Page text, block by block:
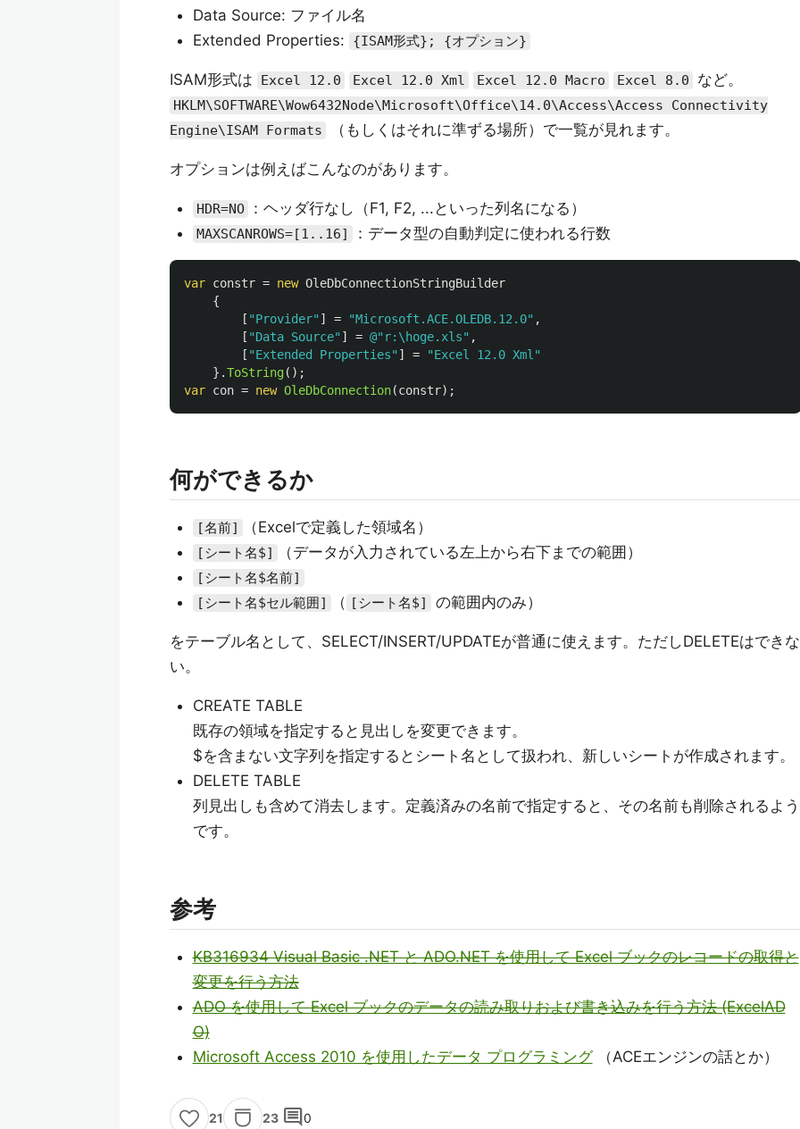
Data Source: ファイル名
Extended Properties:
{ISAM形式}; {オプション}
ISAM形式は Excel 12.0 Excel 12.0 Xml Excel 12.0 Macro Excel 8.0 など。
HKLM\SOFTWARE\Wow6432Node\Microsoft\Office\14.0\Access\Access Connectivity
Engine\ISAM Formats
（もしくはそれに準ずる場所）で一覧が見れます。
オプションは例えばこんなのがあります。
HDR=NO ：ヘッダ行なし（F1, F2, ...といった列名になる）
MAXSCANROWS=[1..16] ：データ型の自動判定に使われる行数
var constr = new OleDbConnectionStringBuilder
{
[ "Provider" ] = "Microsoft.ACE.OLEDB.12.0" ,
[ "Data Source" ] = @"r:\hoge.xls" ,
[ "Extended Properties" ] =
"Excel 12.0 Xml"
}.ToString();
var con = new OleDbConnection(constr);
何ができるか
[名前] （Excelで定義した領域名）
[シート名$] （データが入力されている左上から右下までの範囲）
[シート名$名前]
[シート名$セル範囲]
（ [シート名$] の範囲内のみ）
をテーブル名として、SELECT/INSERT/UPDATEが普通に使えます。ただしDELETEはできな
い。
CREATE TABLE
既存の領域を指定すると見出しを変更できます。
$を含まない文字列を指定するとシート名として扱われ、新しいシートが作成されます。
DELETE TABLE
列見出しも含めて消去します。定義済みの名前で指定すると、その名前も削除されるよう
です。
参考
KB316934 Visual Basic .NET と ADO.NET を使用して Excel ブックのレコードの取得と
変更を行う方法
ADO を使用して Excel ブックのデータの読み取りおよび書き込みを行う方法 (ExcelAD
O)
Microsoft Access 2010 を使用したデータ プログラミング（ACEエンジンの話とか）
21 23 comment0